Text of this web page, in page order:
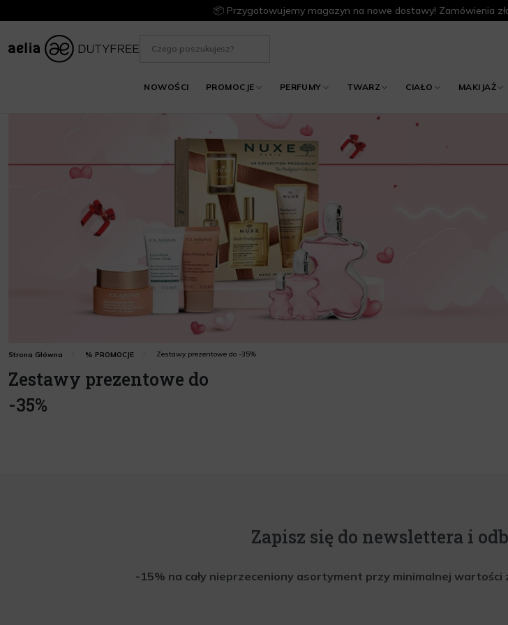
📦 Przygotowujemy magazyn na nowe dostawy! Zamówienia
NOWOŚCI PROMOCJE PERFUMY TWARZ CIAŁO MAKIJAŻ
Strona Główna % PROMOCJE Zestawy prezentowe do -35%
Zestawy prezentowe do
-35%
Zapisz się do newslettera i
-15% na cały nieprzeceniony asortyment przy minimalnej wartości